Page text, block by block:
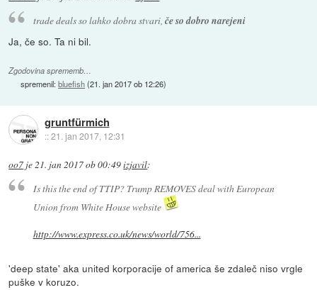
trade deals so lahko dobra stvari, če so dobro narejeni
Ja, če so. Ta ni bil.
Zgodovina sprememb…
spremenil:bluefish(21. jan 2017 ob 12:26)
gruntfürmich
::21. jan 2017, 12:31
oo7 je21. jan 2017 ob 00:49izjavil:
Is this the end of TTIP? Trump REMOVES deal with European
Union from White House website
http://www.express.co.uk/news/world/756...
'deep state' aka united korporacije of america še zdaleč niso vrgle
puške v koruzo.